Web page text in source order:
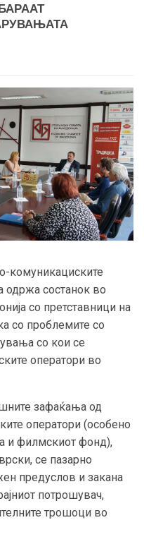
комуникациските
одржа состанок во
со претставници на
со проблемите со
со кои се
оператори во
зафаќања од
оператори (особено
и филмскиот фонд),
се пазарно
предуслов и закана
потрошувач,
трошоци во